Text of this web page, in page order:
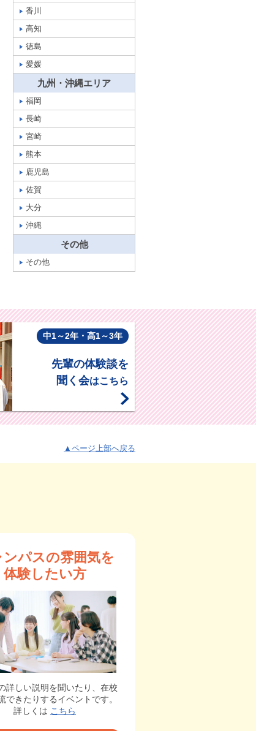
香川
高知
徳島
愛媛
九州・沖縄エリア
福岡
長崎
宮崎
熊本
鹿児島
佐賀
大分
沖縄
その他
その他
中1～2年・高1～3年
先輩の体験談を
聞く会はこちら
▲ページ上部へ戻る
ンパスの雰囲気を
体験したい方
詳しい説明を聞いたり、在校
できたりするイベントです。
詳しくは こちら